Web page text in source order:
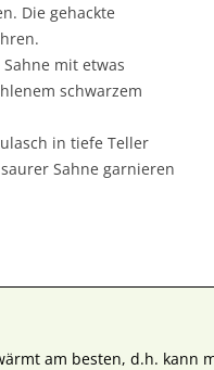
Die gehackte
mit etwas
schwarzem
in tiefe Teller
Sahne garnieren
am besten, d.h. kann